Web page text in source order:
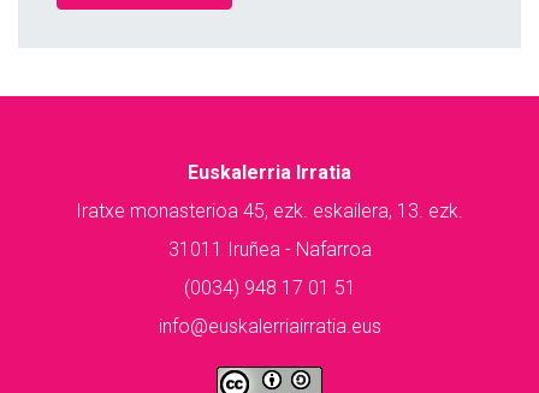
Euskalerria Irratia
Iratxe monasterioa 45, ezk. eskailera, 13. ezk.
31011 Iruñea - Nafarroa
(0034) 948 17 01 51
info@euskalerriairratia.eus